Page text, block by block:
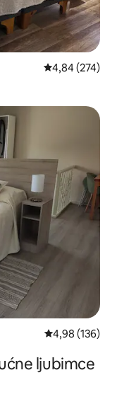
Prosječna
4,84 (274)
gosti”
Prosječna
4,98 (136)
ljubimce